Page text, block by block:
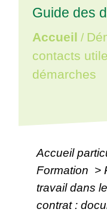
Guide des
Accueil /
contacts
démarches
Accueil
Formation >
travail dans
contrat :